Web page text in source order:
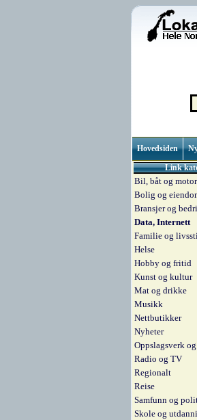
Hovedsiden
Link
Bil, båt og motor
Bolig og
Bransjer og
Data, Internett
Familie og
Helse
Hobby og fritid
Kunst og kultur
Mat og drikke
Musikk
Nettbutikker
Nyheter
Oppslagsverk
Radio og TV
Regionalt
Reise
Samfunn og
Skole og